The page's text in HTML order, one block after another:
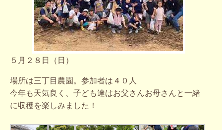
５月２８日（日）
場所は三丁目農園。参加者は４０人
今年も天気良く、子ども達はお父さんお母さんと一緒
に収穫を楽しみました！